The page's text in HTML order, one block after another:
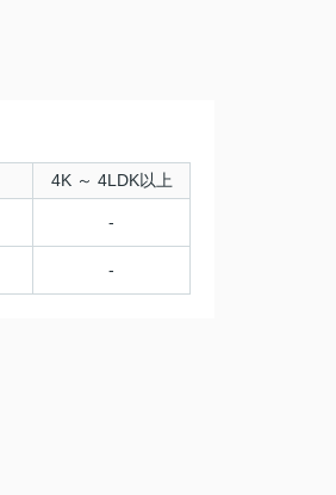
4K ～ 4LDK以上
-
-